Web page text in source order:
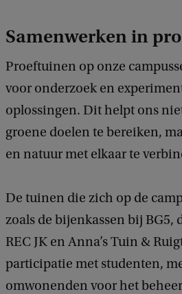
Samenwerken in
Proeftuinen op onze
voor onderzoek en
oplossingen. Dit helpt ons
groene doelen te bereiken,
en natuur met elkaar te
De tuinen die zich op de
zoals de bijenkassen bij
REC JK en Anna’s Tuin &
participatie met studenten,
omwonenden voor het